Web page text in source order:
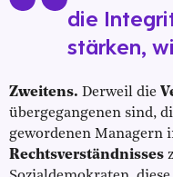
die
stärken,
Zweitens. Derweil die
übergegangenen sind,
gewordenen Managern
Rechtsverständnisses